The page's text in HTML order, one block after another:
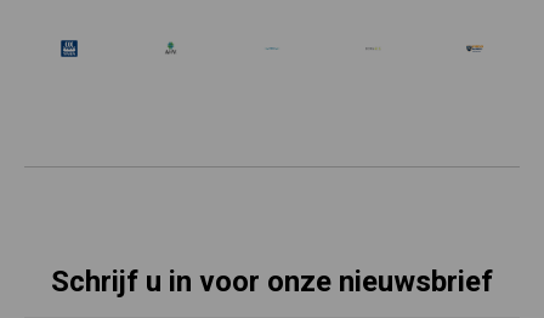
Schrijf u in voor onze nieuwsbrief